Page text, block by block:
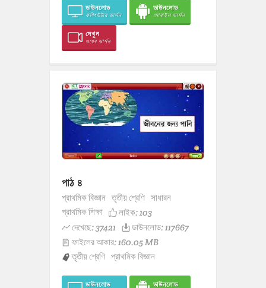
ডাউনলোড
কম্পিউটার ভার্সন
ডাউনলোড
মোবাইল ভার্সন
দেখুন
ওয়েব ভার্সন
পাঠ ৪
প্রাথমিক বিজ্ঞান তৃতীয় শ্রেণি সাধারন
প্রাথমিক শিক্ষা
লাইক:103
দেখেছে: 37421
ডাউনলোড: 117667
ফাইলের আকার: 160.05 MB
তৃতীয় শ্রেণি প্রাথমিক বিজ্ঞান
ডাউনলোড ডাউনলোড